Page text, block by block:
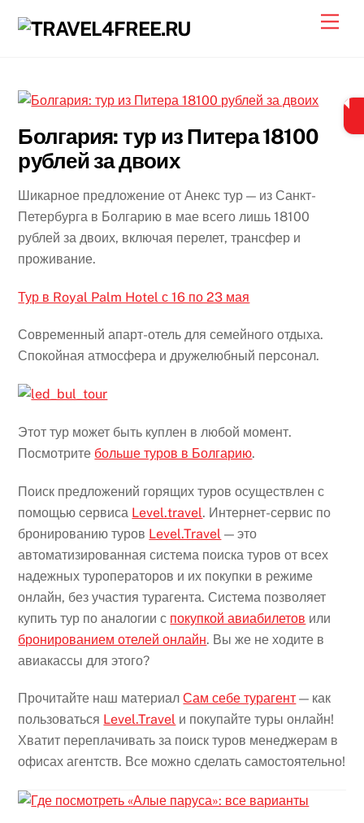
Болгария: тур из Питера 18100
рублей за двоих
Шикарное предложение от Анекс тур — из Санкт-
Петербурга в Болгарию в мае всего лишь 18100
рублей за двоих, включая перелет, трансфер и
проживание.
Тур в Royal Palm Hotel с 16 по 23 мая
Современный апарт-отель для семейного отдыха.
Спокойная атмосфера и дружелюбный персонал.
Этот тур может быть куплен в любой момент.
Посмотрите больше туров в Болгарию.
Поиск предложений горящих туров осуществлен с
помощью сервиса Level.travel. Интернет-сервис по
бронированию туров Level.Travel — это
автоматизированная система поиска туров от всех
надежных туроператоров и их покупки в режиме
онлайн, без участия турагента. Система позволяет
купить тур по аналогии с покупкой авиабилетов или
бронированием отелей онлайн. Вы же не ходите в
авиакассы для этого?
Прочитайте наш материалСам себе турагент — как
пользоваться Level.Travel и покупайте туры онлайн!
Хватит переплачивать за поиск туров менеджерам в
офисах агентств. Все можно сделать самостоятельно!